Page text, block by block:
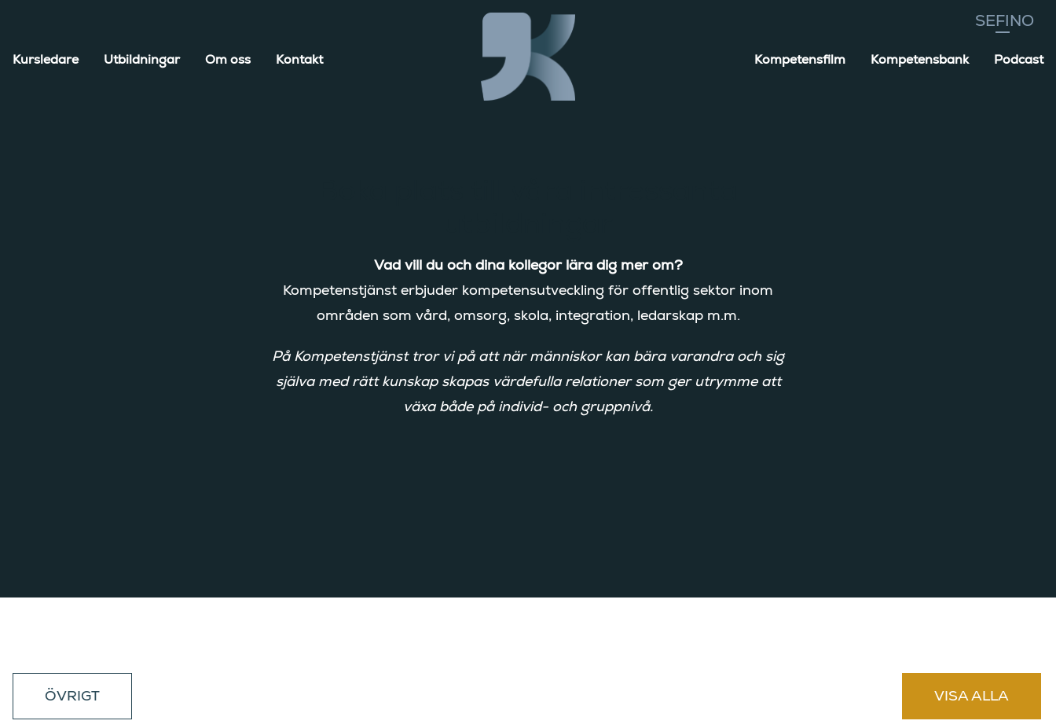
Kursledare Utbildningar Om oss Kontakt Kompetensfilm Kompetensbank Podcast
Vad vill du och dina kollegor lära dig mer om?
Kompetenstjänst erbjuder kompetensutveckling för offentlig sektor inom
områden som vård, omsorg, skola, integration, ledarskap m.m.
På Kompetenstjänst tror vi på att när människor kan bära varandra och sig
själva med rätt kunskap skapas värdefulla relationer som ger utrymme att
växa både på individ- och gruppnivå.
ÖVRIGT VISA ALLA